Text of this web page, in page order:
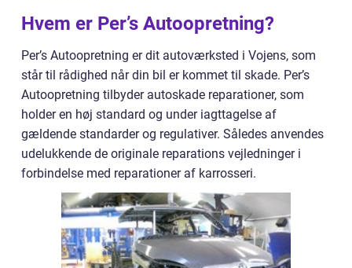
Hvem er Per’s Autoopretning?
Per’s Autoopretning er dit autoværksted i Vojens, som
står til rådighed når din bil er kommet til skade. Per’s
Autoopretning tilbyder autoskade reparationer, som
holder en høj standard og under iagttagelse af
gældende standarder og regulativer. Således anvendes
udelukkende de originale reparations vejledninger i
forbindelse med reparationer af karrosseri.